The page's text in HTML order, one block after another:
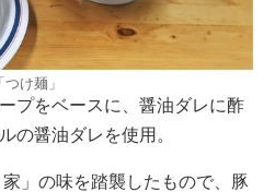
け麺」
プをベースに、醤油ダレに酢
の醤油ダレを使用。
」の味を踏襲したもので、豚